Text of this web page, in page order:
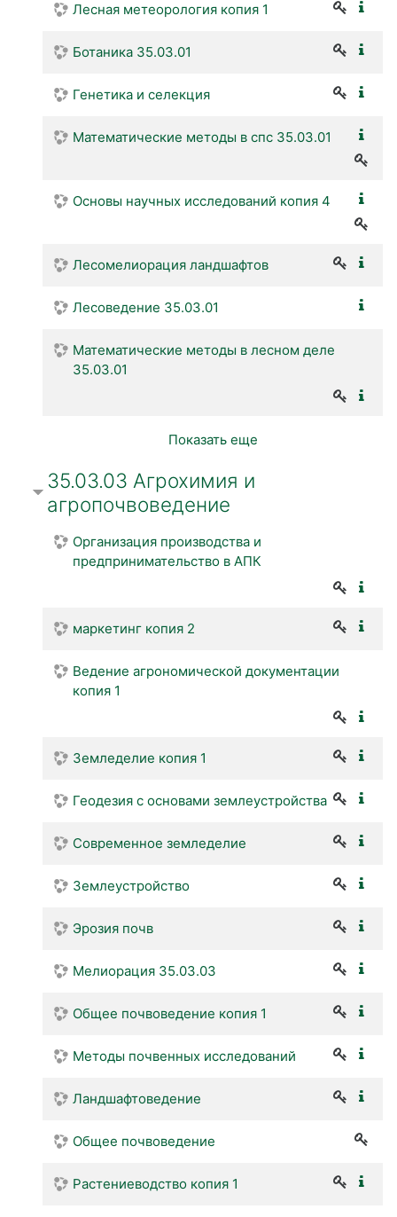
Лесная метеорология копия 1
Ботаника 35.03.01
Генетика и селекция
Математические методы в спс 35.03.01
Основы научных исследований копия 4
Лесомелиорация ландшафтов
Лесоведение 35.03.01
Математические методы в лесном деле
35.03.01
Показать еще
35.03.03 Агрохимия и
агропочвоведение
Организация производства и
предпринимательство в АПК
маркетинг копия 2
Ведение агрономической документации
копия 1
Земледелие копия 1
Геодезия с основами землеустройства
Современное земледелие
Землеустройство
Эрозия почв
Мелиорация 35.03.03
Общее почвоведение копия 1
Методы почвенных исследований
Ландшафтоведение
Общее почвоведение
Растениеводство копия 1